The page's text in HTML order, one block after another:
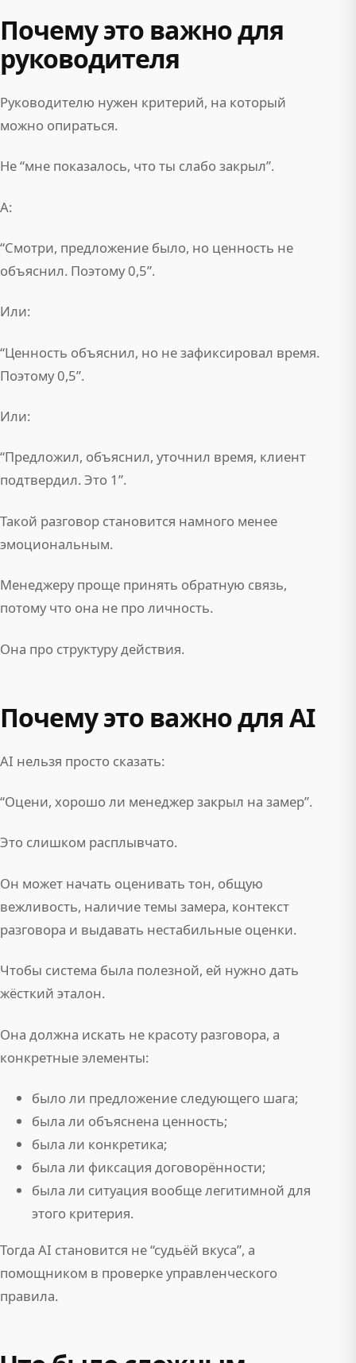
Почему это важно для
руководителя
Руководителю нужен критерий, на который
можно опираться.
Не “мне показалось, что ты слабо закрыл”.
А:
“Смотри, предложение было, но ценность не
объяснил. Поэтому 0,5”.
Или:
“Ценность объяснил, но не зафиксировал время.
Поэтому 0,5”.
Или:
“Предложил, объяснил, уточнил время, клиент
подтвердил. Это 1”.
Такой разговор становится намного менее
эмоциональным.
Менеджеру проще принять обратную связь,
потому что она не про личность.
Она про структуру действия.
Почему это важно для AI
AI нельзя просто сказать:
“Оцени, хорошо ли менеджер закрыл на замер”.
Это слишком расплывчато.
Он может начать оценивать тон, общую
вежливость, наличие темы замера, контекст
разговора и выдавать нестабильные оценки.
Чтобы система была полезной, ей нужно дать
жёсткий эталон.
Она должна искать не красоту разговора, а
конкретные элементы:
было ли предложение следующего шага;
была ли объяснена ценность;
была ли конкретика;
была ли фиксация договорённости;
была ли ситуация вообще легитимной для
этого критерия.
Тогда AI становится не “судьёй вкуса”, а
помощником в проверке управленческого
правила.